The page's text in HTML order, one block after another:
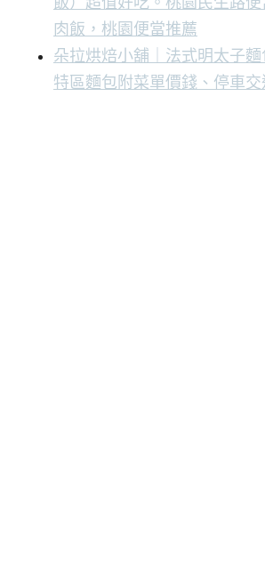
肉飯，桃園便當推薦
朵拉烘焙小舖｜法式明太子
特區麵包附菜單價錢、停車交